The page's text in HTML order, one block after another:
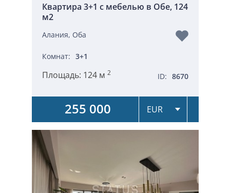
Квартира 3+1 с мебелью в Обе, 124
м2
Алания, Оба
Комнат: 3+1
Площадь: 124 м 2 ID: 8670
255 000